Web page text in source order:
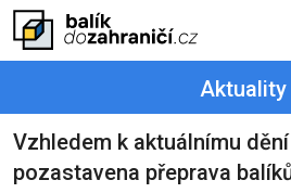
Aktuality
Vzhledem k aktuálnímu
pozastavena přeprava